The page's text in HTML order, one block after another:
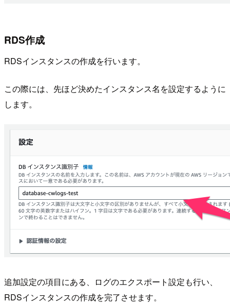
RDS作成
RDSインスタンスの作成を行います。
この際には、先ほど決めたインスタンス名を設定するように
します。
追加設定の項目にある、ログのエクスポート設定も行い、
RDSインスタンスの作成を完了させます。